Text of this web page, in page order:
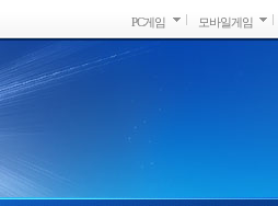
PC게임 모바일게임